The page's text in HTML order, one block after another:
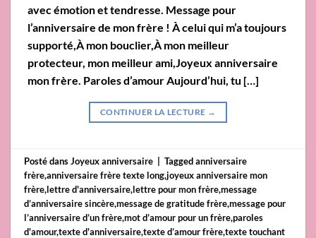
avec émotion et tendresse. Message pour
l’anniversaire de mon frère ! À celui qui m’a toujours
supporté,À mon bouclier,À mon meilleur
protecteur, mon meilleur ami,Joyeux anniversaire
mon frère. Paroles d’amour Aujourd’hui, tu […]
CONTINUER LA LECTURE →
Posté dansJoyeux anniversaire Taggedanniversaire
frère,anniversaire frère texte long,joyeux anniversaire mon
frère,lettre d'anniversaire,lettre pour mon frère,message
d’anniversaire sincère,message de gratitude frère,message pour
l’anniversaire d’un frère,mot d’amour pour un frère,paroles
d'amour,texte d'anniversaire,texte d’amour frère,texte touchant